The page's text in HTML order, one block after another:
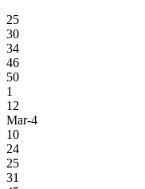
25
30
34
46
50
1
12
Mar-4
10
24
25
31